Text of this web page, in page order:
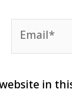
Email*
in